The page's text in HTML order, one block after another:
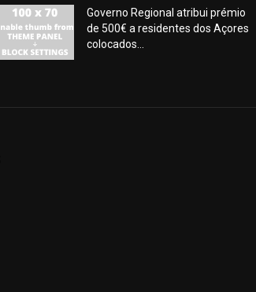
Governo Regional atribui prémio
de 500€ a residentes dos Açores
colocados...